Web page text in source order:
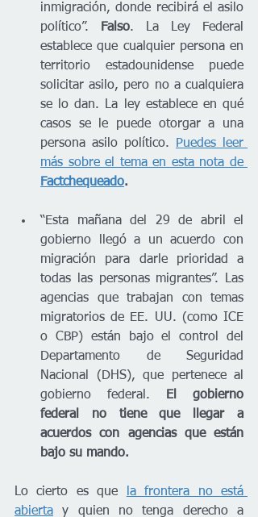
inmigración, donde recibirá el asilo
político”.
Falso. La Ley Federal
establece que cualquier persona en
territorio estadounidense puede
solicitar asilo, pero no a cualquiera
se lo dan. La ley establece en qué
casos se le puede otorgar a una
persona asilo político.
Puedes leer
Factchequeado.
“Esta mañana del 29 de abril el
gobierno llegó a un acuerdo con
migración para darle prioridad a
todas las personas migrantes”. Las
agencias que trabajan con temas
migratorios de EE. UU. (como ICE
o CBP) están bajo el control del
Departamento de Seguridad
Nacional (DHS), que pertenece al
gobierno federal.
El gobierno
federal no tiene que llegar a
acuerdos con agencias que están
bajo su mando.
Lo cierto es que
la frontera no está
abierta y quien no tenga derecho a